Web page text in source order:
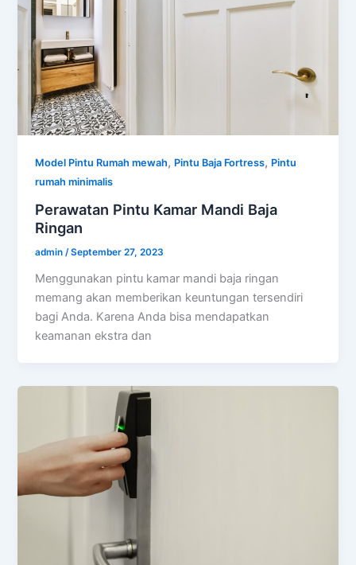
Model Pintu Rumah mewah, Pintu Baja Fortress, Pintu
rumah minimalis
Perawatan Pintu Kamar Mandi Baja
Ringan
admin/September 27, 2023
Menggunakan pintu kamar mandi baja ringan
memang akan memberikan keuntungan tersendiri
bagi Anda. Karena Anda bisa mendapatkan
keamanan ekstra dan